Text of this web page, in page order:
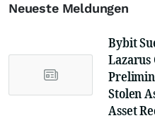
Neueste Meldungen
Bybit
Lazarus
Stolen
Asset